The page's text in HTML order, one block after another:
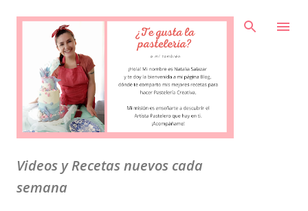
Ir al contenido principal
Videos y Recetas nuevos cada
semana